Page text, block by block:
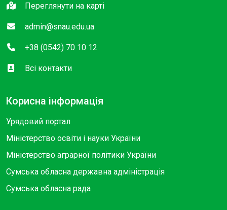
Переглянути на карті
admin@snau.edu.ua
+38 (0542) 70 10 12
Всі контакти
Корисна інформація
Урядовий портал
Міністерство освіти і науки України
Міністерство аграрної політики України
Сумська обласна державна адміністрація
Сумська обласна рада